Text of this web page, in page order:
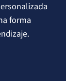
forma